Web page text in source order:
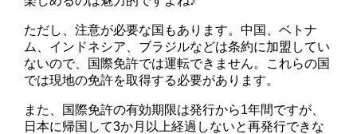
ただし、注意が必要な国もあります。中国、ベトナ
ム、インドネシア、ブラジルなどは条約に加盟してい
ないので、国際免許では運転できません。これらの国
では現地の免許を取得する必要があります。
また、国際免許の有効期限は発行から1年間ですが、
日本に帰国して3か月以上経過しないと再発行できな